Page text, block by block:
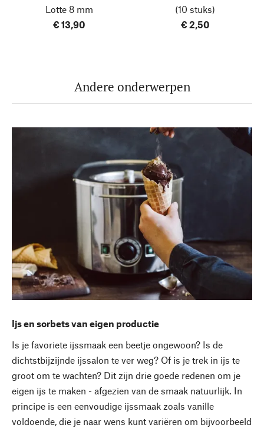
Lotte8 mm
€ 13,90
(10 stuks)
€ 2,50
Andere onderwerpen
Ijs en sorbets van eigen productie
Is je favoriete ijssmaak een beetje ongewoon? Is de
dichtstbijzijnde ijssalon te ver weg? Of is je trek in ijs te
groot om te wachten? Dit zijn drie goede redenen om je
eigen ijs te maken - afgezien van de smaak natuurlijk. In
principe is een eenvoudige ijssmaak zoals vanille
voldoende, die je naar wens kunt variëren om bijvoorbeeld